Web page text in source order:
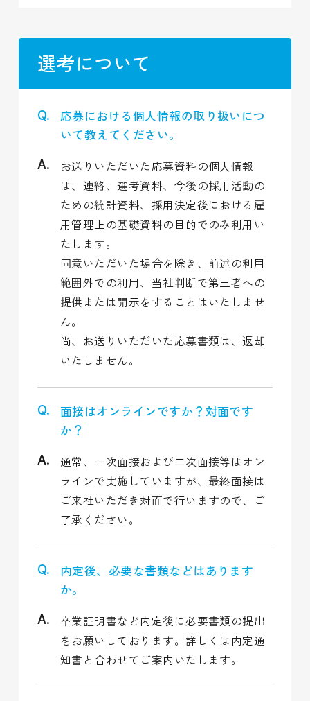
選考について
応募における個人情報の取り扱いにつ
いて教えてください。
お送りいただいた応募資料の個人情報
は、連絡、選考資料、今後の採用活動の
ための統計資料、採用決定後における雇
用管理上の基礎資料の目的でのみ利用い
たします。
同意いただいた場合を除き、前述の利用
範囲外での利用、当社判断で第三者への
提供または開示をすることはいたしませ
ん。
尚、お送りいただいた応募書類は、返却
いたしません。
面接はオンラインですか？対面です
か？
通常、一次面接および二次面接等はオン
ラインで実施していますが、最終面接は
ご来社いただき対面で行いますので、ご
了承ください。
内定後、必要な書類などはあります
か。
卒業証明書など内定後に必要書類の提出
をお願いしております。詳しくは内定通
知書と合わせてご案内いたします。